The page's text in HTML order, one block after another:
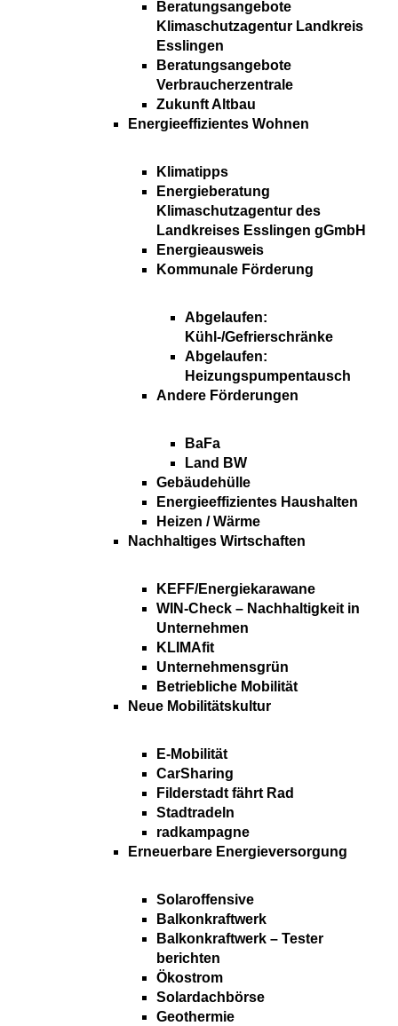
Beratungsangebote
Klimaschutzagentur Landkreis
Esslingen
Beratungsangebote
Verbraucherzentrale
Zukunft Altbau
Energieeffizientes Wohnen
Klimatipps
Energieberatung
Klimaschutzagentur des
Landkreises Esslingen gGmbH
Energieausweis
Kommunale Förderung
Abgelaufen:
Kühl-/Gefrierschränke
Abgelaufen:
Heizungspumpentausch
Andere Förderungen
BaFa
Land BW
Gebäudehülle
Energieeffizientes Haushalten
Heizen / Wärme
Nachhaltiges Wirtschaften
KEFF/Energiekarawane
WIN-Check – Nachhaltigkeit in
Unternehmen
KLIMAfit
Unternehmensgrün
Betriebliche Mobilität
Neue Mobilitätskultur
E-Mobilität
CarSharing
Filderstadt fährt Rad
Stadtradeln
radkampagne
Erneuerbare Energieversorgung
Solaroffensive
Balkonkraftwerk
Balkonkraftwerk – Tester
berichten
Ökostrom
Solardachbörse
Geothermie